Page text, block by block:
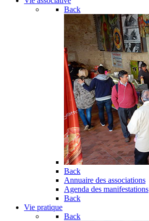
Back
Back
Annuaire des associations
Agenda des manifestations
Back
Vie pratique
Back